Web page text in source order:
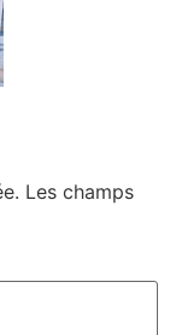
Les champs